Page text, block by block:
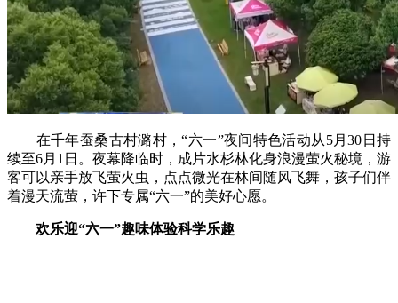
在千年蚕桑古村潞村，“六一”夜间特色活动从5月30日持
续至6月1日。夜幕降临时，成片水杉林化身浪漫萤火秘境，游
客可以亲手放飞萤火虫，点点微光在林间随风飞舞，孩子们伴
着漫天流萤，许下专属“六一”的美好心愿。
欢乐迎“六一”趣味体验科学乐趣